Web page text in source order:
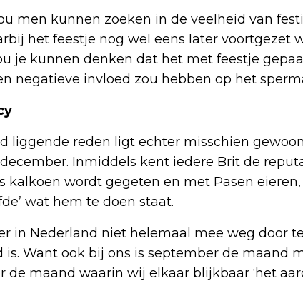
men kunnen zoeken in de veelheid van
het feestje nog wel eens later voortgezet
je kunnen denken dat het met feestje
negatieve invloed zou hebben op het
liggende reden ligt echter misschien
december. Inmiddels kent iedere Brit de
kalkoen wordt gegeten en met Pasen
wat hem te doen staat.
in Nederland niet helemaal mee weg door
is. Want ook bij ons is september de maand
de maand waarin wij elkaar blijkbaar ‘het